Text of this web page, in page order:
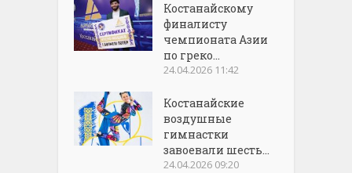
Костанайскому
финалисту
чемпионата Азии
по греко...
24.04.2026 11:42
Костанайские
воздушные
гимнастки
завоевали шесть...
24.04.2026 09:20